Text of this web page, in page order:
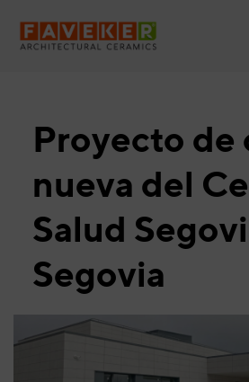
links
to
primary
content
Proyecto de
nueva del
Salud
Segovia